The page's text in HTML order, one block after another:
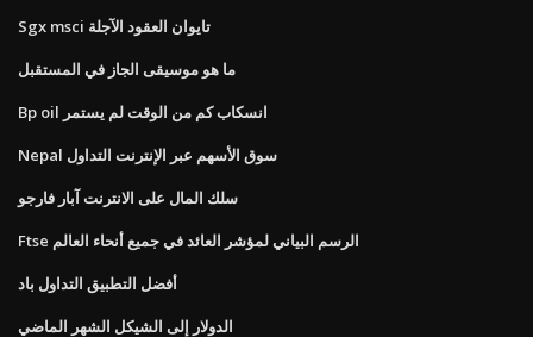
Sgx msci تايوان العقود الآجلة
ما هو موسيقى الجاز في المستقبل
Bp oil انسكاب كم من الوقت لم يستمر
Nepal سوق الأسهم عبر الإنترنت التداول
سلك المال على الانترنت آبار فارجو
Ftse الرسم البياني لمؤشر العائد في جميع أنحاء العالم
أفضل التطبيق التداول باد
الدولار إلى الشيكل الشهر الماضي